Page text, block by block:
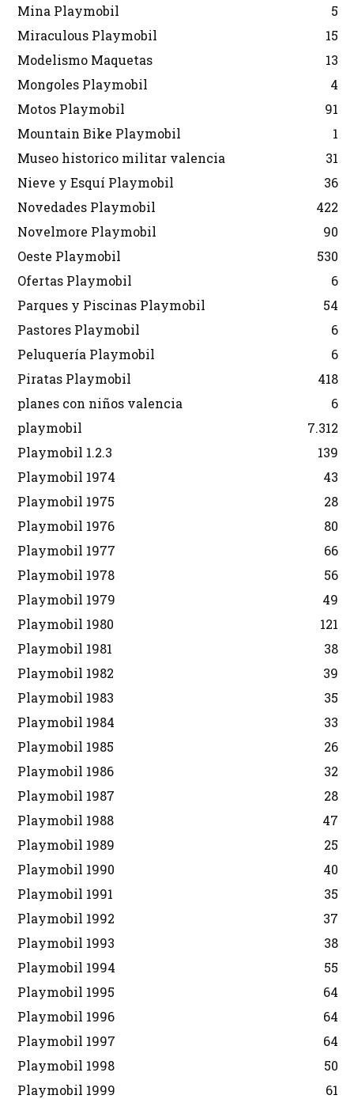
Mina Playmobil
5
Miraculous Playmobil
15
Modelismo Maquetas
13
Mongoles Playmobil
4
Motos Playmobil
91
Mountain Bike Playmobil
1
Museo historico militar valencia
31
Nieve y Esquí Playmobil
36
Novedades Playmobil
422
Novelmore Playmobil
90
Oeste Playmobil
530
Ofertas Playmobil
6
Parques y Piscinas Playmobil
54
Pastores Playmobil
6
Peluquería Playmobil
6
Piratas Playmobil
418
planes con niños valencia
6
playmobil
7.312
Playmobil 1.2.3
139
Playmobil 1974
43
Playmobil 1975
28
Playmobil 1976
80
Playmobil 1977
66
Playmobil 1978
56
Playmobil 1979
49
Playmobil 1980
121
Playmobil 1981
38
Playmobil 1982
39
Playmobil 1983
35
Playmobil 1984
33
Playmobil 1985
26
Playmobil 1986
32
Playmobil 1987
28
Playmobil 1988
47
Playmobil 1989
25
Playmobil 1990
40
Playmobil 1991
35
Playmobil 1992
37
Playmobil 1993
38
Playmobil 1994
55
Playmobil 1995
64
Playmobil 1996
64
Playmobil 1997
64
Playmobil 1998
50
Playmobil 1999
61